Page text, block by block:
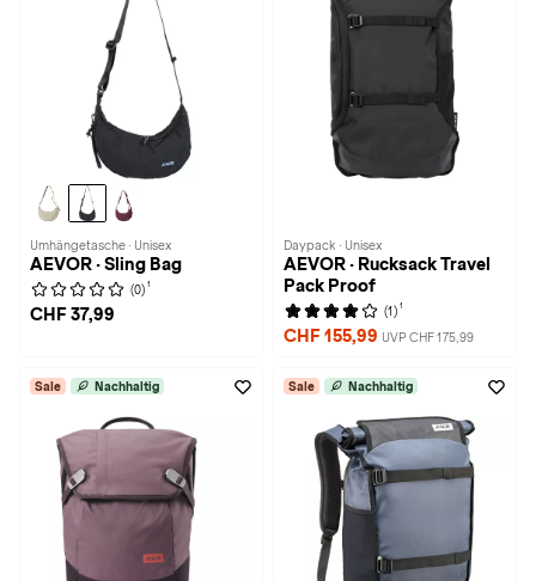
Umhängetasche · Unisex
AEVOR · Sling Bag
(0) 1
CHF 37,99
Daypack · Unisex
AEVOR · Rucksack Travel
Pack Proof
(1) 1
CHF 155,99 UVP CHF 175,99
Sale Nachhaltig Sale Nachhaltig